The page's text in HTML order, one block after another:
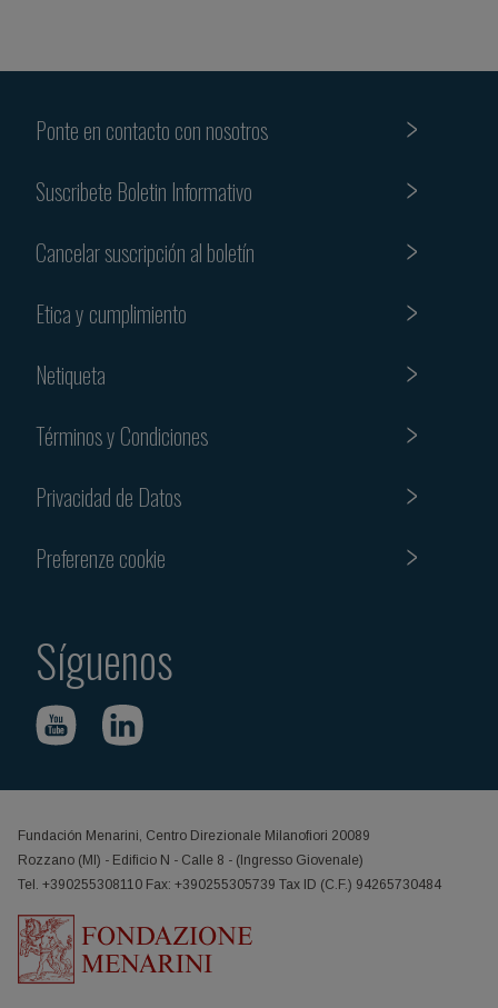
Ponte en contacto con nosotros
Suscribete Boletin Informativo
Cancelar suscripción al boletín
Etica y cumplimiento
Netiqueta
Términos y Condiciones
Privacidad de Datos
Preferenze cookie
Síguenos
Fundación Menarini, Centro Direzionale Milanofiori 20089
Rozzano (MI) - Edificio N - Calle 8 - (Ingresso Giovenale)
Tel. +390255308110 Fax: +390255305739 Tax ID (C.F.) 94265730484